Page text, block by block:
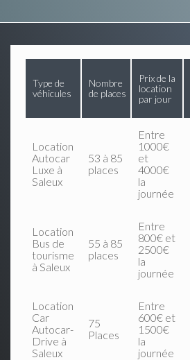
Type de
véhicules
Nombre
de places
Prix de la
location
par jour
Location
Autocar
Luxe à
Saleux
53 à 85
places
Entre
1000€
et
4000€
la
journée
Location
Bus de
tourisme
à Saleux
55 à 85
places
Entre
800€ et
2500€
la
journée
Location
Car
Autocar-
Drive à
Saleux
75
Places
Entre
600€ et
1500€
la
journée